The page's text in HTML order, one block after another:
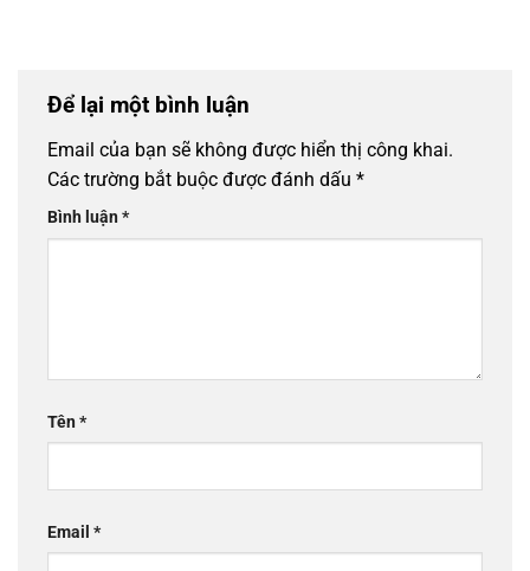
Để lại một bình luận
Email của bạn sẽ không được hiển thị công khai.
Các trường bắt buộc được đánh dấu *
Bình luận*
Tên*
Email *